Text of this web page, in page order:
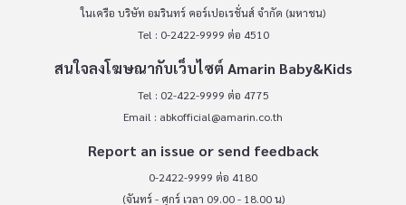
ในเครือ บริษัท อมรินทร์ คอร์เปอเรชั่นส์ จำกัด (มหาชน)
Tel : 0-2422-9999 ต่อ 4510
สนใจลงโฆษณากับเว็บไซต์ Amarin Baby&Kids
Tel : 02-422-9999 ต่อ 4775
Email : abkofficial@amarin.co.th
Report an issue or send feedback
0-2422-9999 ต่อ 4180
(จันทร์ - ศุกร์ เวลา 09.00 - 18.00 น)